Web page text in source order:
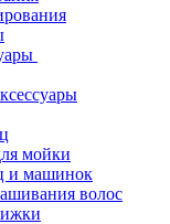
мойки
и машинок
волос